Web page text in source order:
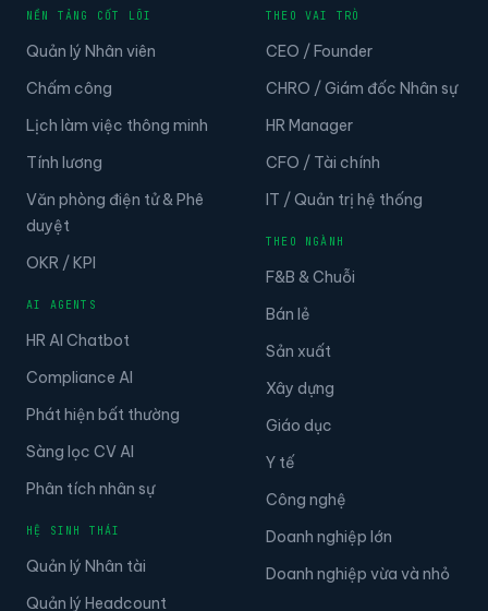
NỀN TẢNG CỐT LÕI
Quản lý Nhân viên
Chấm công
Lịch làm việc thông minh
Tính lương
Văn phòng điện tử & Phê
duyệt
OKR / KPI
AI AGENTS
HR AI Chatbot
Compliance AI
Phát hiện bất thường
Sàng lọc CV AI
Phân tích nhân sự
HỆ SINH THÁI
Quản lý Nhân tài
Quản lý Headcount
THEO VAI TRÒ
CEO / Founder
CHRO / Giám đốc Nhân sự
HR Manager
CFO / Tài chính
IT / Quản trị hệ thống
THEO NGÀNH
F&B & Chuỗi
Bán lẻ
Sản xuất
Xây dựng
Giáo dục
Y tế
Công nghệ
Doanh nghiệp lớn
Doanh nghiệp vừa và nhỏ